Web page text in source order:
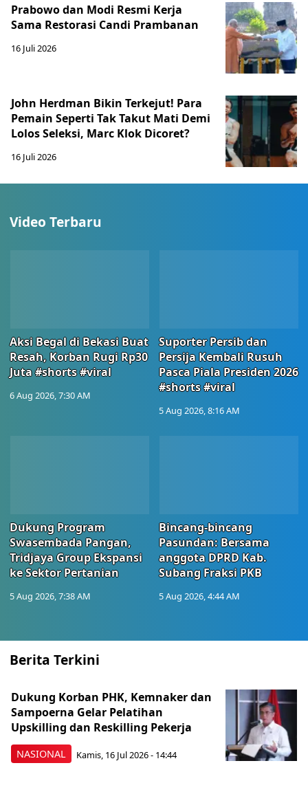
Prabowo dan Modi Resmi Kerja
Sama Restorasi Candi Prambanan
16 Juli 2026
John Herdman Bikin Terkejut! Para
Pemain Seperti Tak Takut Mati Demi
Lolos Seleksi, Marc Klok Dicoret?
16 Juli 2026
Video Terbaru
Aksi Begal di Bekasi Buat
Resah, Korban Rugi Rp30
Juta #shorts #viral
6 Aug 2026, 7:30 AM
Suporter Persib dan
Persija Kembali Rusuh
Pasca Piala Presiden 2026
#shorts #viral
5 Aug 2026, 8:16 AM
Dukung Program
Swasembada Pangan,
Tridjaya Group Ekspansi
ke Sektor Pertanian
5 Aug 2026, 7:38 AM
Bincang-bincang
Pasundan: Bersama
anggota DPRD Kab.
Subang Fraksi PKB
5 Aug 2026, 4:44 AM
Berita Terkini
NASIONAL
Dukung Korban PHK, Kemnaker dan
Sampoerna Gelar Pelatihan
Upskilling dan Reskilling Pekerja
Kamis, 16 Jul 2026 - 14:44